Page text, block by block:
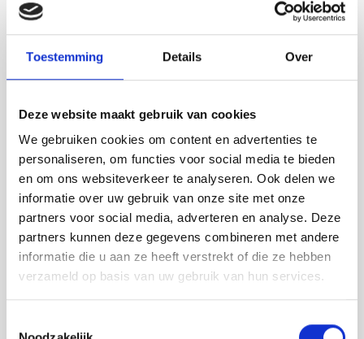
Toestemming Details Over
Deze website maakt gebruik van cookies
We gebruiken cookies om content en advertenties te
personaliseren, om functies voor social media te bieden
en om ons websiteverkeer te analyseren. Ook delen we
informatie over uw gebruik van onze site met onze
partners voor social media, adverteren en analyse. Deze
partners kunnen deze gegevens combineren met andere
informatie die u aan ze heeft verstrekt of die ze hebben
verzameld op basis van uw gebruik van hun services.
Schiebroek
Overschie
Nieuwe Werk
Oude Noorden
LEIDEN